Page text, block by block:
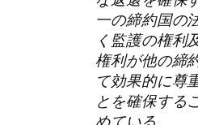
一の締約国の
く監護の権利
権利が他の締
て効果的に尊
とを確保する
めている。